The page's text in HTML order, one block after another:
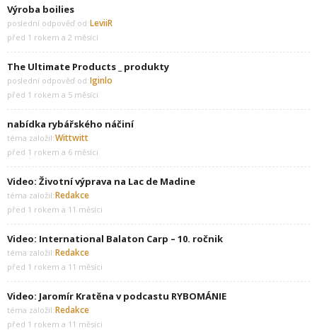
Výroba boilies
poslední odpověď od:LeviiR
před 1 rokem a 2 měsíci
The Ultimate Products _ produkty
poslední odpověď od:Iginlo
před 1 rokem a 5 měsíci
nabídka rybářského náčiní
téma založil:Wittwitt
před 1 rokem a 6 měsíci
Video: Životní výprava na Lac de Madine
téma založil:Redakce
před 1 rokem a 11 měsíci
Video: International Balaton Carp – 10. ročnik
téma založil:Redakce
před 1 rokem a 11 měsíci
Video: Jaromír Kratěna v podcastu RYBOMÁNIE
téma založil:Redakce
před 1 rokem a 11 měsíci